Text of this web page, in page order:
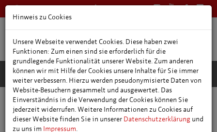
0361 66400
Einkaufen und Leben
Stadtgebiet
SWE Bäder – Roland Matthes Schwimmhalle
Hinweis zu Cookies
Unsere Webseite verwendet Cookies. Diese haben zwei
Funktionen: Zum einen sind sie erforderlich für die
grundlegende Funktionalität unserer Website. Zum anderen
können wir mit Hilfe der Cookies unsere Inhalte für Sie immer
weiter verbessern. Hierzu werden pseudonymisierte Daten von
Website-Besuchern gesammelt und ausgewertet. Das
Einverständnis in die Verwendung der Cookies können Sie
jederzeit widerrufen. Weitere Informationen zu Cookies auf
dieser Website finden Sie in unserer Datenschutzerklärung und
zu uns im Impressum.